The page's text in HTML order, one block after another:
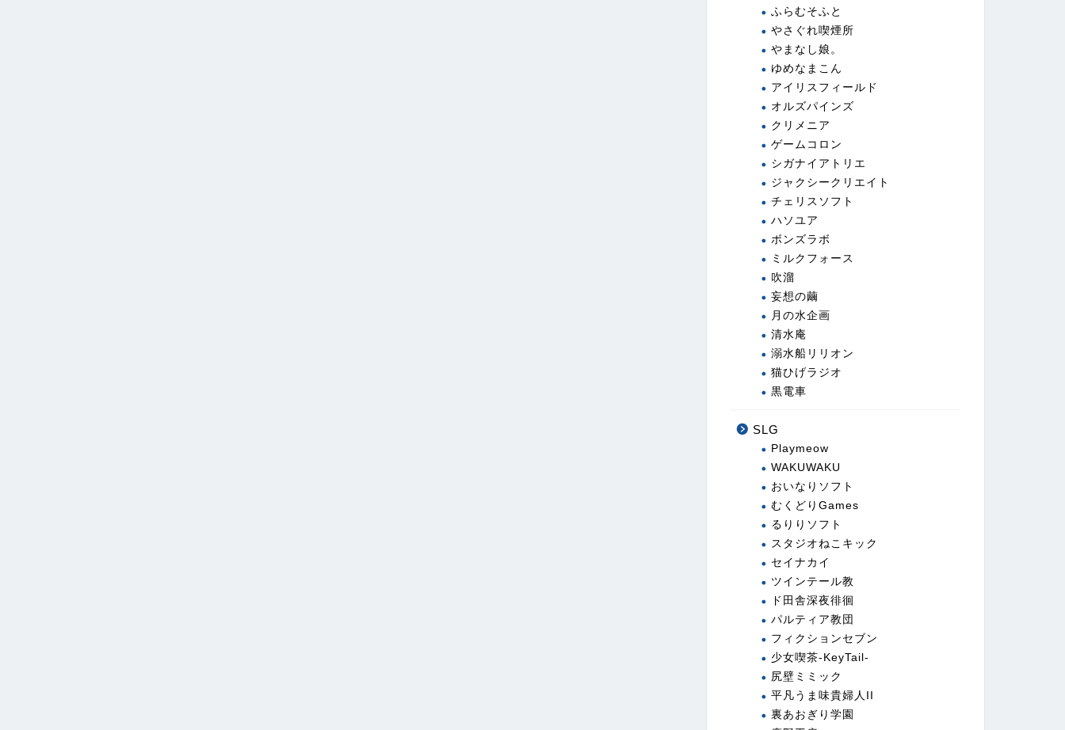
ふらむそふと
やさぐれ喫煙所
やまなし娘。
ゆめなまこん
アイリスフィールド
オルズパインズ
クリメニア
ゲームコロン
シガナイアトリエ
ジャクシークリエイト
チェリスソフト
ハソユア
ボンズラボ
ミルクフォース
吹溜
妄想の繭
月の水企画
清水庵
溺水船リリオン
猫ひげラジオ
黒電車
SLG
Playmeow
WAKUWAKU
おいなりソフト
むくどりGames
るりりソフト
スタジオねこキック
セイナカイ
ツインテール教
ド田舎深夜徘徊
パルティア教団
フィクションセブン
少女喫茶-KeyTail-
尻壁ミミック
平凡うま味貴婦人II
裏あおぎり学園